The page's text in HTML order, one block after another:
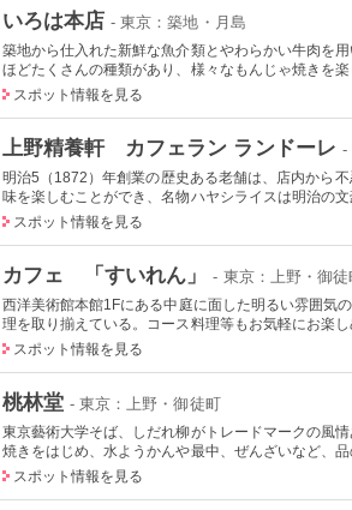
いろは本店 - 東京：築地・月島
築地から仕入れた新鮮な魚介類とやわらかい牛肉を
ほどたくさんの種類があり、様々なもんじゃ焼きを
スポット情報を見る
上野精養軒 カフェラン ランドーレ -
明治5（1872）年創業の歴史ある老舗は、店内から
味を楽しむことができ、名物ハヤシライスは明治の
スポット情報を見る
カフェ 「すいれん」 - 東京：上野・御徒
西洋美術館本館1Fにある中庭に面した明るい雰囲気
理を取り揃えている。コース料理等もお気軽にお楽
スポット情報を見る
桃林堂 - 東京：上野・御徒町
東京藝術大学そば、しだれ柳がトレードマークの風
焼きをはじめ、水ようかんや最中、ぜんざいなど、
スポット情報を見る